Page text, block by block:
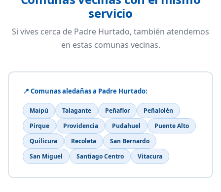
servicio
Si vives cerca de Padre Hurtado, también atendemos
en estas comunas vecinas.
📍 Comunas aledañas a Padre Hurtado:
Maipú Talagante Peñaflor
Peñalolén
Pirque
Providencia Pudahuel
Puente Alto
Quilicura
Recoleta
San Bernardo
San Miguel
Santiago Centro Vitacura